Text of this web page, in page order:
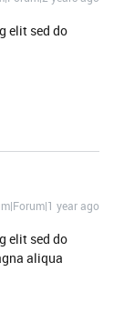
elit sed do
year ago
elit sed do
aliqua